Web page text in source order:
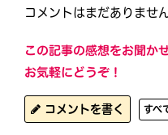
コメントはまだありませ
この記事の感想をお聞か
お気軽にどうぞ！
コメントを書く すべ